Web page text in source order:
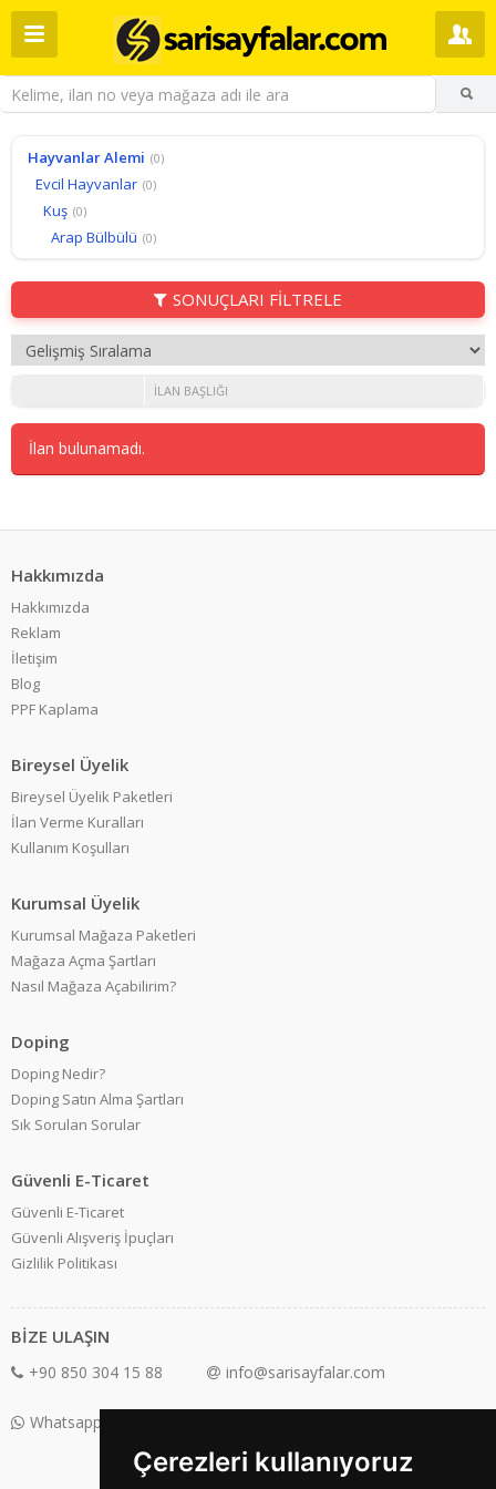
Çerezleri kullanıyoruz
Hayvanlar Alemi (0)
Evcil Hayvanlar (0)
Kuş (0)
Arap Bülbülü (0)
SONUÇLARI FİLTRELE
İLAN BAŞLIĞI
İlan bulunamadı.
Hakkımızda
Hakkımızda
Reklam
İletişim
Blog
PPF Kaplama
Bireysel Üyelik
Bireysel Üyelik Paketleri
İlan Verme Kuralları
Kullanım Koşulları
Kurumsal Üyelik
Kurumsal Mağaza Paketleri
Mağaza Açma Şartları
Nasıl Mağaza Açabilirim?
Doping
Doping Nedir?
Doping Satın Alma Şartları
Sık Sorulan Sorular
Güvenli E-Ticaret
Güvenli E-Ticaret
Güvenli Alışveriş İpuçları
Gizlilik Politikası
BİZE ULAŞIN
+90 850 304 15 88 info@sarisayfalar.com
Whatsapp Destek: +90 850 304 15 88